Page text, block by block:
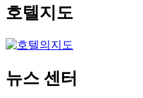
호텔지도
뉴스 센터